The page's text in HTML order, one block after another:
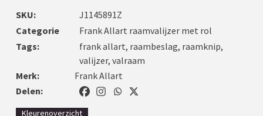
SKU:
J1145891Z
Categorie
Frank Allart raamvalijzer met rol
Tags:
frank allart, raambeslag, raamknip,
valijzer, valraam
Merk:
Frank Allart
Delen:
Kleurenoverzicht